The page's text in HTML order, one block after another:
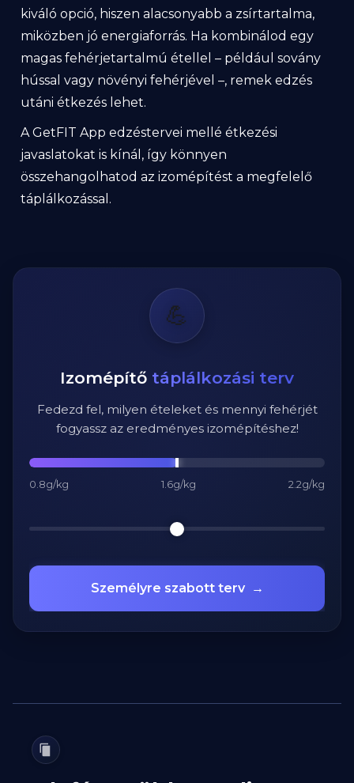
kiváló opció, hiszen alacsonyabb a zsírtartalma,
miközben jó energiaforrás. Ha kombinálod egy
magas fehérjetartalmú étellel – például sovány
hússal vagy növényi fehérjével –, remek edzés
utáni étkezés lehet.
A GetFIT App edzéstervei mellé étkezési
javaslatokat is kínál, így könnyen
összehangolhatod az izomépítést a megfelelő
táplálkozással.
💪
Izomépítő táplálkozási terv
Fedezd fel, milyen ételeket és mennyi fehérjét
fogyassz az eredményes izomépítéshez!
0.8g/kg 1.6g/kg 2.2g/kg
Személyre szabott terv →